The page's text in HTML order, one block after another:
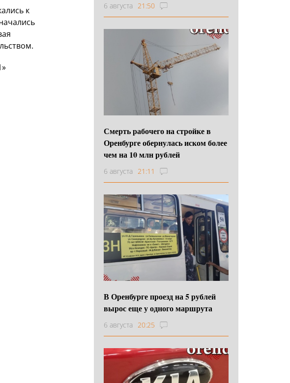
к
6 августа 21:50
Смерть рабочего на стройке в
Оренбурге обернулась иском более
чем на 10 млн рублей
6 августа 21:11
В Оренбурге проезд на 5 рублей
вырос еще у одного маршрута
6 августа 20:25